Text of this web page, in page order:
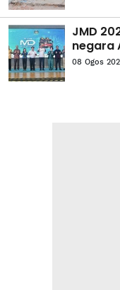
JMD
negara
08 Ogos